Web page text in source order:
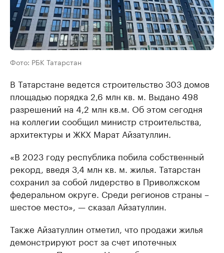
Фото: РБК Татарстан
В Татарстане ведется строительство 303 домов
площадью порядка 2,6 млн кв. м. Выдано 498
разрешений на 4,2 млн кв.м. Об этом сегодня
на коллегии сообщил министр строительства,
архитектуры и ЖКХ Марат Айзатуллин.
«В 2023 году республика побила собственный
рекорд, введя 3,4 млн кв. м. жилья. Татарстан
сохранил за собой лидерство в Приволжском
федеральном округе. Среди регионов страны –
шестое место», — сказал Айзатуллин.
Также Айзатуллин отметил, что продажи жилья
демонстрируют рост за счет ипотечных